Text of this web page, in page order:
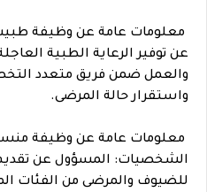
معلومات عامة عن وظيفة
عن توفير الرعاية الطبية
والعمل ضمن فريق متعدد
واستقرار حالة المرضى.
معلومات عامة عن وظيفة
الشخصيات: المسؤول عن
للضيوف والمرضى من الفئات